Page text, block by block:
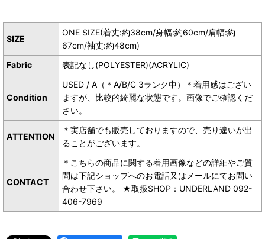
SIZE
ONE SIZE(着丈:約38cm/身幅:約60cm/肩幅:約
67cm/袖丈:約48cm)
Fabric
表記なし(POLYESTER)(ACRYLIC)
Condition
USED / A（＊A/B/C 3ランク中）＊着用感はござい
ますが、比較的綺麗な状態です。画像でご確認くだ
さい。
ATTENTION
＊実店舗でも販売しておりますので、売り違いが出
ることがございます。
CONTACT
＊こちらの商品に関する着用画像などの詳細やご質
問は下記ショップへのお電話又はメールにてお問い
合わせ下さい。 ★取扱SHOP：UNDERLAND 092-
406-7969